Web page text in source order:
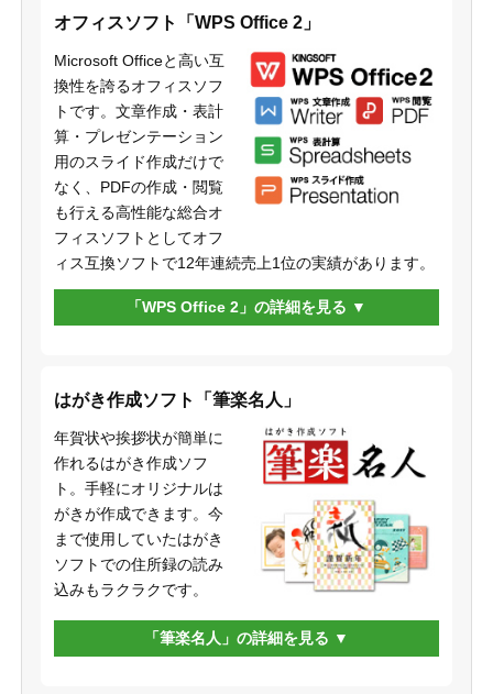
オフィスソフト「WPS Office 2」
Microsoft Officeと高い互
換性を誇るオフィスソフ
トです。文章作成・表計
算・プレゼンテーション
用のスライド作成だけで
なく、PDFの作成・閲覧
も行える高性能な総合オ
フィスソフトとしてオフ
ィス互換ソフトで12年連続売上1位の実績があります。
「WPS Office 2」の詳細を見る
はがき作成ソフト「筆楽名人」
年賀状や挨拶状が簡単に
作れるはがき作成ソフ
ト。手軽にオリジナルは
がきが作成できます。今
まで使用していたはがき
ソフトでの住所録の読み
込みもラクラクです。
「筆楽名人」の詳細を見る